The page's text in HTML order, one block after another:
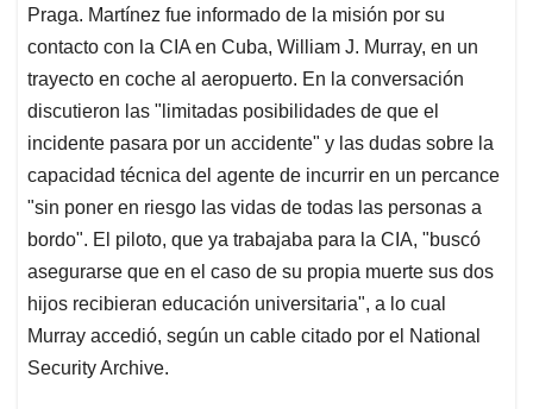
Praga. Martínez fue informado de la misión por su
contacto con la CIA en Cuba, William J. Murray, en un
trayecto en coche al aeropuerto. En la conversación
discutieron las "limitadas posibilidades de que el
incidente pasara por un accidente" y las dudas sobre la
capacidad técnica del agente de incurrir en un percance
"sin poner en riesgo las vidas de todas las personas a
bordo". El piloto, que ya trabajaba para la CIA, "buscó
asegurarse que en el caso de su propia muerte sus dos
hijos recibieran educación universitaria", a lo cual
Murray accedió, según un cable citado por el National
Security Archive.